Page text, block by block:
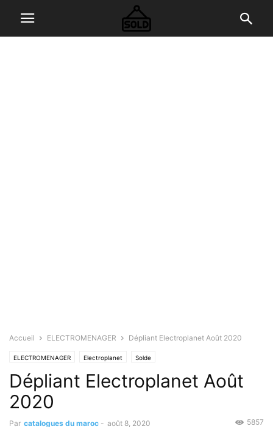
Accueil ELECTROMENAGER Dépliant Electroplanet Août 2020
ELECTROMENAGER Electroplanet Solde
Dépliant Electroplanet Août
2020
Par catalogues du maroc - août 8, 2020 5857